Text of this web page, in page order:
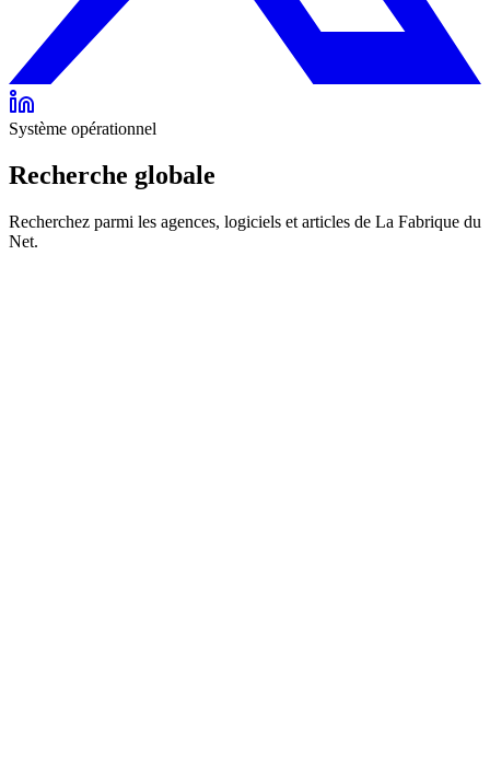
Système opérationnel
Recherche globale
Recherchez parmi les agences, logiciels et articles de La Fabrique du
Net.